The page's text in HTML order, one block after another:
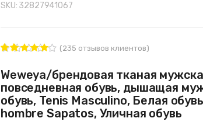
SKU: 32827941067
4.81
на основе
опроса
пользовате
лей
(235 отзывов клиентов)
Weweya/брендовая тканая
повседневная обувь, дышащая
обувь, Tenis Masculino, Белая
hombre Sapatos, Уличная обувь